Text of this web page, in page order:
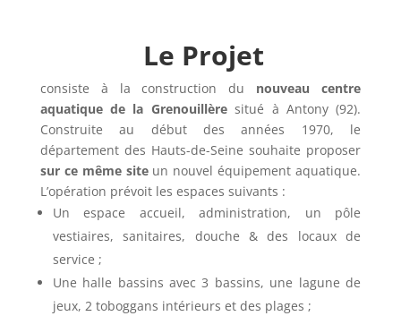
Le Projet
consiste à la construction du nouveau centre
aquatique de la Grenouillèresitué à Antony (92).
Construite au début des années 1970, le
département des Hauts-de-Seine souhaite proposer
sur ce même siteun nouvel équipement aquatique.
L’opération prévoit les espaces suivants :
Un espace accueil, administration, un pôle
vestiaires, sanitaires, douche & des locaux de
service ;
Une halle bassins avec 3 bassins, une lagune de
jeux, 2 toboggans intérieurs et des plages ;